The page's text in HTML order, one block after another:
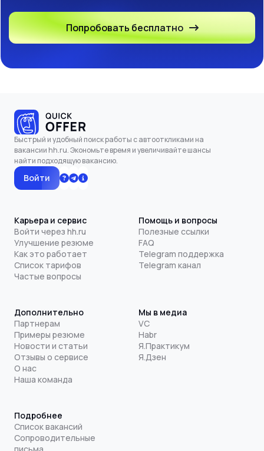
Попробовать бесплатно
Быстрый и удобный поиск работы с автооткликами на
вакансии hh.ru. Экономьте время и увеличивайте шансы
найти подходящую вакансию.
Войти
Карьера и сервис
Войти через hh.ru
Улучшение резюме
Как это работает
Список тарифов
Частые вопросы
Помощь и вопросы
Полезные ссылки
FAQ
Telegram поддержка
Telegram канал
Дополнительно
Партнерам
Примеры резюме
Новости и статьи
Отзывы о сервисе
О нас
Наша команда
Мы в медиа
VC
Habr
Я.Практикум
Я.Дзен
Подробнее
Список вакансий
Сопроводительные
письма